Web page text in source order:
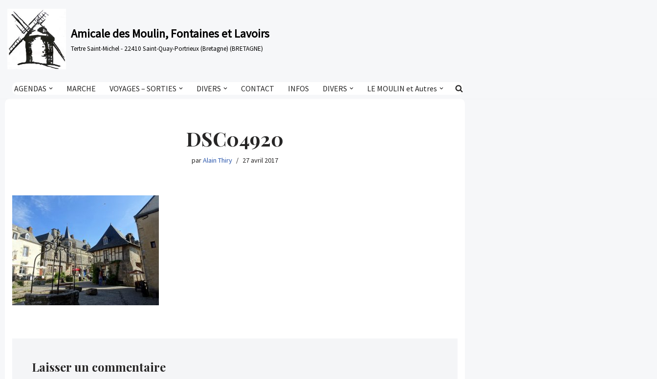
Aller
au
contenu
Amicale des Moulin, Fontaines et Lavoirs
Tertre Saint-Michel - 22410 Saint-Quay-Portrieux (Bretagne) (BRETAGNE)
AGENDAS MARCHE VOYAGES – SORTIES DIVERS CONTACT INFOS DIVERS LE MOULIN et Autres
DSC04920
parAlain Thiry 27 avril 2017
Laisser un commentaire